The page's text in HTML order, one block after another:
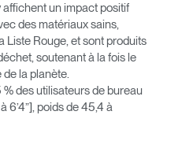
affichent un impact positif
des matériaux sains,
Liste Rouge, et sont produits
soutenant à la fois le
de la planète.
des utilisateurs de bureau
6’4”], poids de 45,4 à